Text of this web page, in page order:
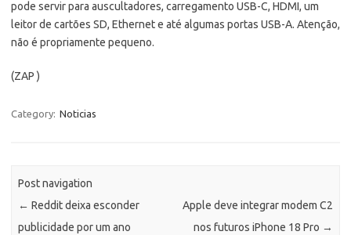
pode servir para auscultadores, carregamento USB-C, HDMI, um
leitor de cartões SD, Ethernet e até algumas portas USB-A. Atenção,
não é propriamente pequeno.
(ZAP )
Category: Noticias
Post navigation
← Reddit deixa esconder
publicidade por um ano
Apple deve integrar modem C2
nos futuros iPhone 18 Pro →